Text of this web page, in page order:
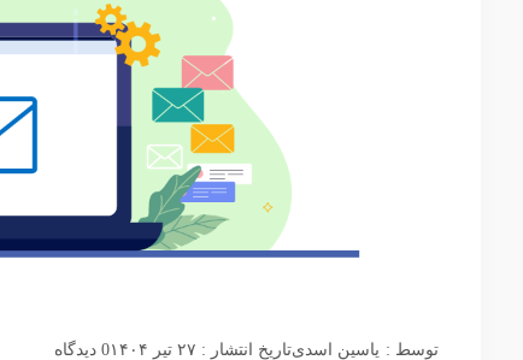
توسط : یاسین اسدیتاریخ انتشار : ۲۷ تیر ۱۴۰۴ 0 دیدگاه